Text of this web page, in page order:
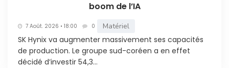
boom de l’IA
7 Août. 2026 • 18:00 0 Matériel
SK Hynix va augmenter massivement ses capacités
de production. Le groupe sud-coréen a en effet
décidé d’investir 54,3...